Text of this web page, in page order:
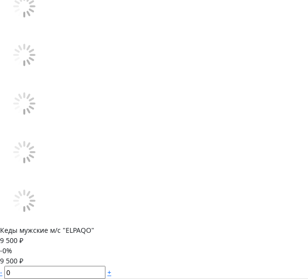
Кеды мужские м/с "ELPAQO"
9 500 ₽
-0%
9 500 ₽
-
+